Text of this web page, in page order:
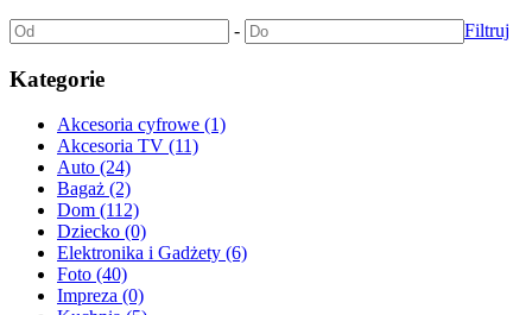
- Filtruj
Kategorie
Akcesoria cyfrowe (1)
Akcesoria TV (11)
Auto (24)
Bagaż (2)
Dom (112)
Dziecko (0)
Elektronika i Gadżety (6)
Foto (40)
Impreza (0)